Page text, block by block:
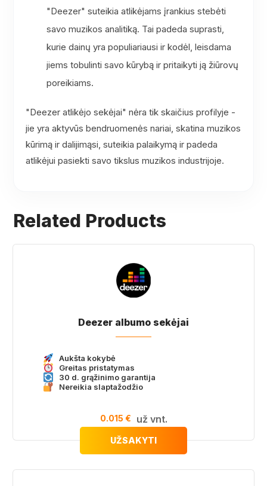
"Deezer" suteikia atlikėjams įrankius stebėti
savo muzikos analitiką. Tai padeda suprasti,
kurie dainų yra populiariausi ir kodėl, leisdama
jiems tobulinti savo kūrybą ir pritaikyti ją žiūrovų
poreikiams.
"Deezer atlikėjo sekėjai" nėra tik skaičius profilyje -
jie yra aktyvūs bendruomenės nariai, skatina muzikos
kūrimą ir dalijimąsi, suteikia palaikymą ir padeda
atlikėjui pasiekti savo tikslus muzikos industrijoje.
Related Products
Deezer albumo sekėjai
Aukšta kokybė
Greitas pristatymas
30 d. grąžinimo garantija
Nereikia slaptažodžio
0.015 € už vnt.
UŽSAKYTI